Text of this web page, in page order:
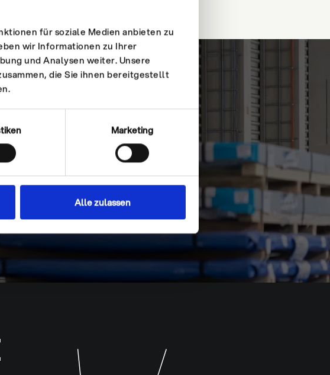
für soziale Medien anbieten zu
wir Informationen zu Ihrer
und Analysen weiter. Unsere
die Sie ihnen bereitgestellt
Marketing
Alle zulassen